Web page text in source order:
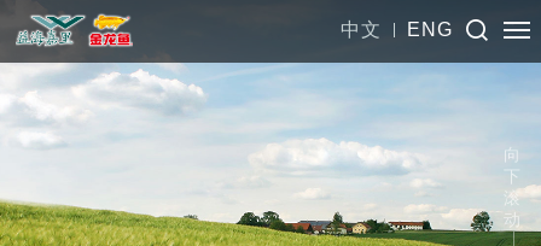
中文 ENG
向
下
滚
动